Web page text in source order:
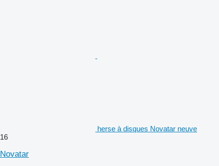
herse à disques Novatar neuve
16
Novatar